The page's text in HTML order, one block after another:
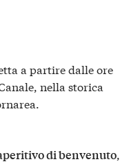
a partire dalle ore
nella storica
di benvenuto,